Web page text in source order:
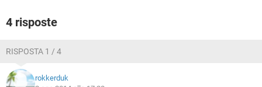
4 risposte
RISPOSTA 1 / 4
rokkerduk